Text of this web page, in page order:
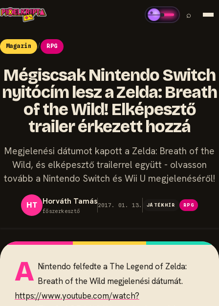
⌕
Magazin / RPG
Mégiscsak Nintendo Switch
nyitócím lesz a Zelda: Breath
of the Wild! Elképesztő
trailer érkezett hozzá
Megjelenési dátumot kapott a Zelda: Breath of the
Wild, és elképesztő trailerrel együtt - olvasson
tovább a Nintendo Switch és Wii U megjelenéséről!
HT Horváth Tamás
főszerkesztő
2017. 01. 13. JÁTÉKHÍR RPG
A Nintendo felfedte a The Legend of Zelda:
Breath of the Wild megjelenési dátumát.
https://www.youtube.com/watch?